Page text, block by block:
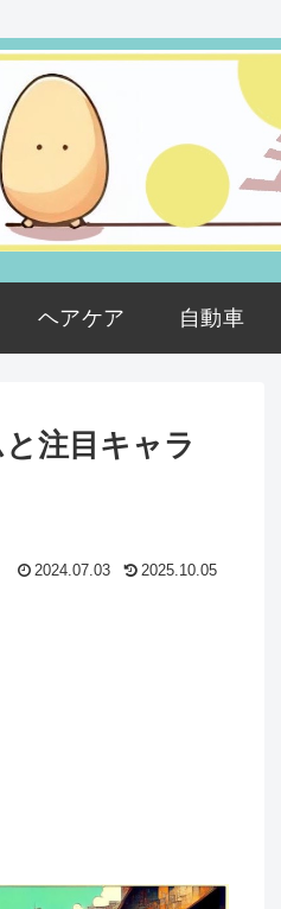
ヘアケア 自動車
注目キャラ
2024.07.03 2025.10.05